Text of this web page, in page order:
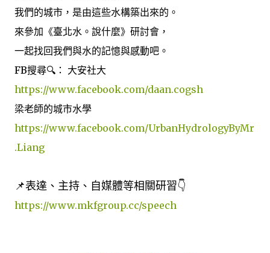
我們的城市，是由這些水構築出來的。
來參加《臺北水。說什麼》研討會，
一起找回我們與水的記憶與感動吧。
FB搜尋🔍： 大安社大
https://www.facebook.com/daan.cogsh
梁老師的城市水學
https://www.facebook.com/UrbanHydrologyByMr
.Liang
📌表達、主持、自媒體等相關研習👇
https://www.mkfgroup.cc/speech